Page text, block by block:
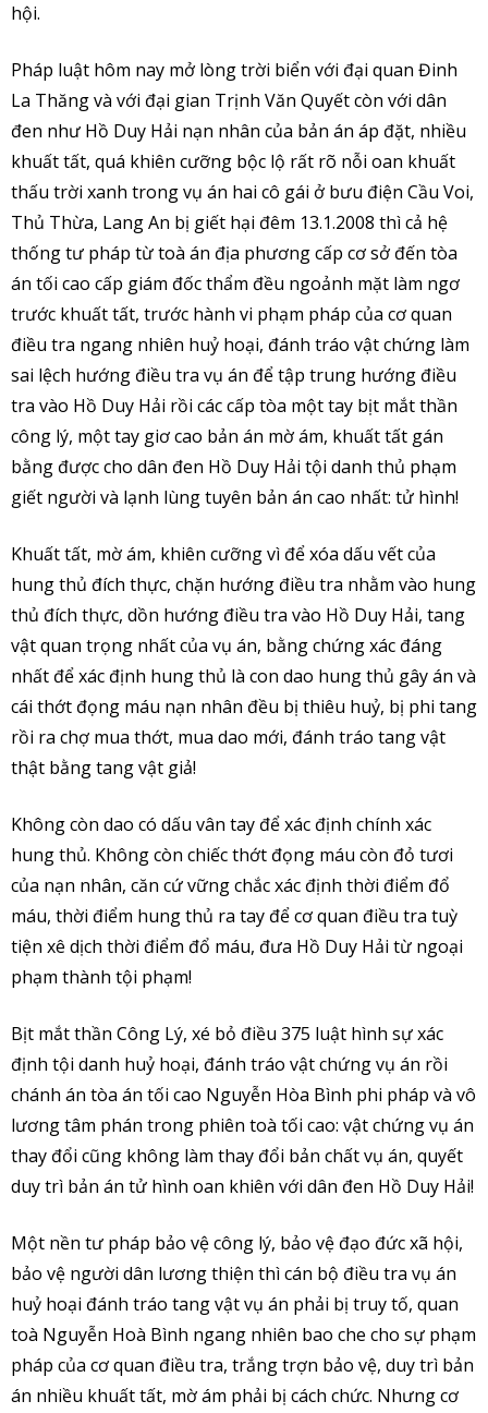
hội.
Pháp luật hôm nay mở lòng trời biển với đại quan Đinh
La Thăng và với đại gian Trịnh Văn Quyết còn với dân
đen như Hồ Duy Hải nạn nhân của bản án áp đặt, nhiều
khuất tất, quá khiên cưỡng bộc lộ rất rõ nỗi oan khuất
thấu trời xanh trong vụ án hai cô gái ở bưu điện Cầu Voi,
Thủ Thừa, Lang An bị giết hại đêm 13.1.2008 thì cả hệ
thống tư pháp từ toà án địa phương cấp cơ sở đến tòa
án tối cao cấp giám đốc thẩm đều ngoảnh mặt làm ngơ
trước khuất tất, trước hành vi phạm pháp của cơ quan
điều tra ngang nhiên huỷ hoại, đánh tráo vật chứng làm
sai lệch hướng điều tra vụ án để tập trung hướng điều
tra vào Hồ Duy Hải rồi các cấp tòa một tay bịt mắt thần
công lý, một tay giơ cao bản án mờ ám, khuất tất gán
bằng được cho dân đen Hồ Duy Hải tội danh thủ phạm
giết người và lạnh lùng tuyên bản án cao nhất: tử hình!
Khuất tất, mờ ám, khiên cưỡng vì để xóa dấu vết của
hung thủ đích thực, chặn hướng điều tra nhằm vào hung
thủ đích thực, dồn hướng điều tra vào Hồ Duy Hải, tang
vật quan trọng nhất của vụ án, bằng chứng xác đáng
nhất để xác định hung thủ là con dao hung thủ gây án và
cái thớt đọng máu nạn nhân đều bị thiêu huỷ, bị phi tang
rồi ra chợ mua thớt, mua dao mới, đánh tráo tang vật
thật bằng tang vật giả!
Không còn dao có dấu vân tay để xác định chính xác
hung thủ. Không còn chiếc thớt đọng máu còn đỏ tươi
của nạn nhân, căn cứ vững chắc xác định thời điểm đổ
máu, thời điểm hung thủ ra tay để cơ quan điều tra tuỳ
tiện xê dịch thời điểm đổ máu, đưa Hồ Duy Hải từ ngoại
phạm thành tội phạm!
Bịt mắt thần Công Lý, xé bỏ điều 375 luật hình sự xác
định tội danh huỷ hoại, đánh tráo vật chứng vụ án rồi
chánh án tòa án tối cao Nguyễn Hòa Bình phi pháp và vô
lương tâm phán trong phiên toà tối cao: vật chứng vụ án
thay đổi cũng không làm thay đổi bản chất vụ án, quyết
duy trì bản án tử hình oan khiên với dân đen Hồ Duy Hải!
Một nền tư pháp bảo vệ công lý, bảo vệ đạo đức xã hội,
bảo vệ người dân lương thiện thì cán bộ điều tra vụ án
huỷ hoại đánh tráo tang vật vụ án phải bị truy tố, quan
toà Nguyễn Hoà Bình ngang nhiên bao che cho sự phạm
pháp của cơ quan điều tra, trắng trợn bảo vệ, duy trì bản
án nhiều khuất tất, mờ ám phải bị cách chức. Nhưng cơ